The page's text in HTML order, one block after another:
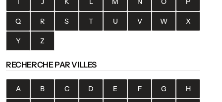
Q R S T U V W X
Y Z
RECHERCHE PAR VILLES
A B C D E F G H